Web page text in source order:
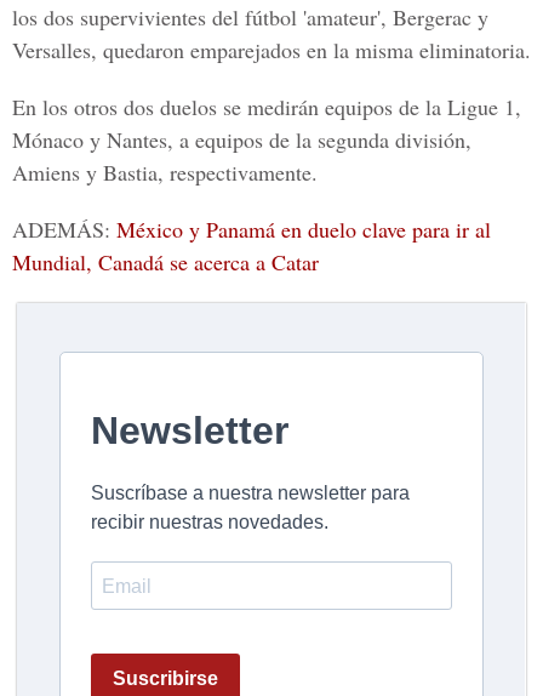
los dos supervivientes del fútbol 'amateur', Bergerac y
Versalles, quedaron emparejados en la misma eliminatoria.
En los otros dos duelos se medirán equipos de la Ligue 1,
Mónaco y Nantes, a equipos de la segunda división,
Amiens y Bastia, respectivamente.
ADEMÁS: México y Panamá en duelo clave para ir al
Mundial, Canadá se acerca a Catar